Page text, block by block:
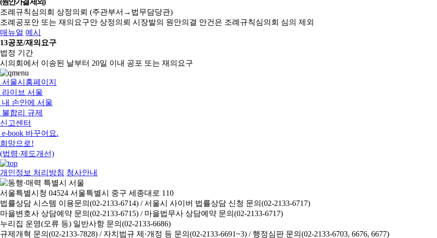
(원안가결 제외)
조례규칙심의회 상정의뢰 (주관부서→법무담당관)
조례공포안 또는 재의요구안 상정의뢰 시장발의 원안의결 안건은 조례규칙심의회 심의 제외
매뉴얼 예시
13공포/재의요구
법정 기간
시의회에서 이송된 날부터 20일 이내 공포 또는 재의요구
서울시홈페이지
라이브 서울
내 손안에 서울
불합리 규제
신고센터
e-book 바꾸어요.
희망으로!
(법령·제도개선)
개인정보 처리방침 청사안내
서울특별시청 04524 서울특별시 중구 세종대로 110
법률상담 시스템 이용문의(02-2133-6714) /서울시 사이버 법률상담 신청 문의(02-2133-6717)
마을변호사 상담예약 문의(02-2133-6715) / 마을법무사 상담예약 문의(02-2133-6717)
누리집 운영(오류 등) 일반사항 문의(02-2133-6686)
규제개혁 문의(02-2133-7828) / 자치법규 제·개정 등 문의(02-2133-6691~3) / 행정심판 문의(02-2133-6703, 6676, 6677)